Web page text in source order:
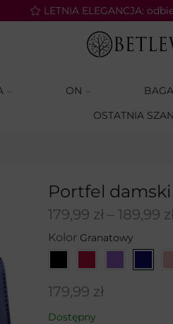
LETNIA ELEGANCJA:
ON
OSTATNIA
Portfel damski
179,99 zł – 189,99
Kolor
179,99 zł
Dostępny